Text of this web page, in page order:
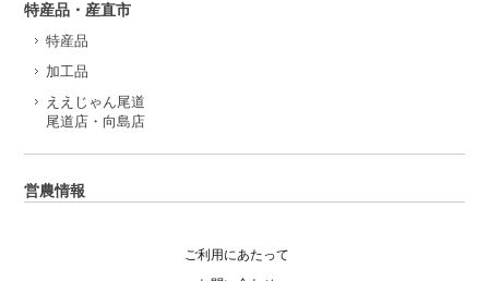
特産品・産直市
特産品
加工品
ええじゃん尾道
尾道店・向島店
営農情報
ご利用にあたって